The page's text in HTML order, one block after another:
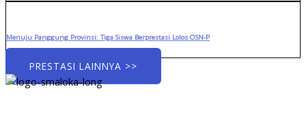
Menuju Panggung Provinsi: Tiga Siswa Berprestasi Lolos OSN-P
PRESTASI LAINNYA >>